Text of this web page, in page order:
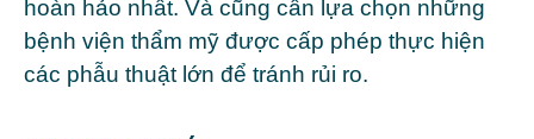
hoàn hảo nhất. Và cũng cần lựa chọn những
bệnh viện thẩm mỹ được cấp phép thực hiện
các phẫu thuật lớn để tránh rủi ro.